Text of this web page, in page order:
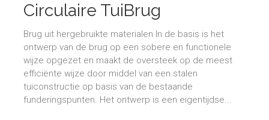
Circulaire TuiBrug
Brug uit hergebruikte materialen In de basis is het
ontwerp van de brug op een sobere en functionele
wijze opgezet en maakt de oversteek op de meest
efficiënte wijze door middel van een stalen
tuiconstructie op basis van de bestaande
funderingspunten. Het ontwerp is een eigentijdse...